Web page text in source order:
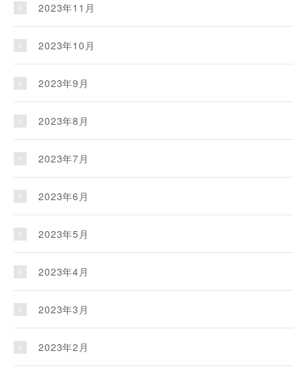
2023年11月
2023年10月
2023年9月
2023年8月
2023年7月
2023年6月
2023年5月
2023年4月
2023年3月
2023年2月